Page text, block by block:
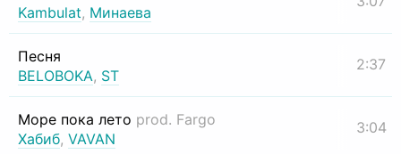
Kambulat, Минаева
Песня
BELOBOKA, ST
2:37
Море пока лето prod. Fargo
Хабиб, VAVAN
3:04